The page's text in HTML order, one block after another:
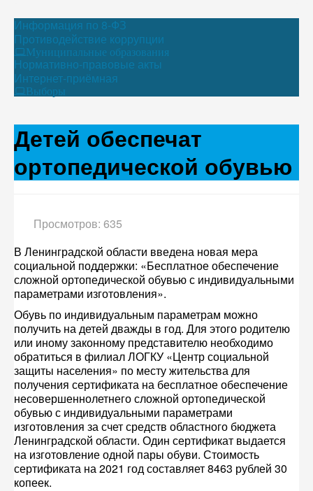
Информация по 8-ФЗ
Противодействие коррупции
Муниципальные образования
Нормативно-правовые акты
Интернет-приёмная
Выборы
Детей обеспечат
ортопедической обувью
Просмотров: 635
В Ленинградской области введена новая мера
социальной поддержки: «Бесплатное обеспечение
сложной ортопедической обувью с индивидуальными
параметрами изготовления».
Обувь по индивидуальным параметрам можно
получить на детей дважды в год. Для этого родителю
или иному законному представителю необходимо
обратиться в филиал ЛОГКУ «Центр социальной
защиты населения» по месту жительства для
получения сертификата на бесплатное обеспечение
несовершеннолетнего сложной ортопедической
обувью с индивидуальными параметрами
изготовления за счет средств областного бюджета
Ленинградской области. Один сертификат выдается
на изготовление одной пары обуви. Стоимость
сертификата на 2021 год составляет 8463 рублей 30
копеек.